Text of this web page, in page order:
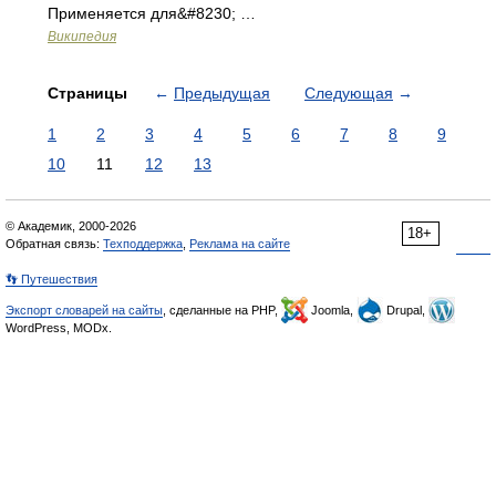
Применяется для&#8230; …
Википедия
Страницы ← Предыдущая Следующая →
1 2 3 4 5 6 7 8
9
10
11 12 13
18+
© Академик, 2000-2026
Обратная связь: Техподдержка Реклама на сайте
👣 Путешествия
Экспорт словарей на сайты , сделанные на PHP, Joomla,
Drupal,
WordPress, MODx.